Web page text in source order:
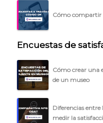
Cómo compartir
Encuestas de
Cómo crear una
de un museo
Diferencias entre
medir la